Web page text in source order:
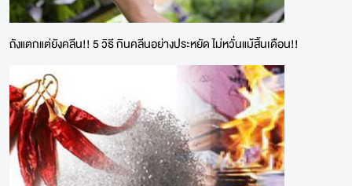
ถังแตกแต่ยังคลีน!! 5 วิธี กินคลีนอย่างประหยัด ไม่หวั่นแม้สิ้นเดือน!!